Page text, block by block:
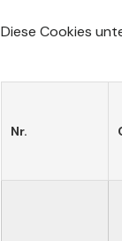
Diese Cookies
Nr.